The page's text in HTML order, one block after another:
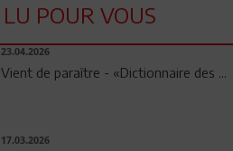
LU POUR VOUS
23.04.2026
Vient de paraître - «Dictionnaire des ...
17.03.2026